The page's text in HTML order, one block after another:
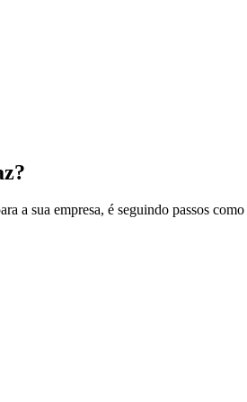
a sua empresa, é seguindo passos como